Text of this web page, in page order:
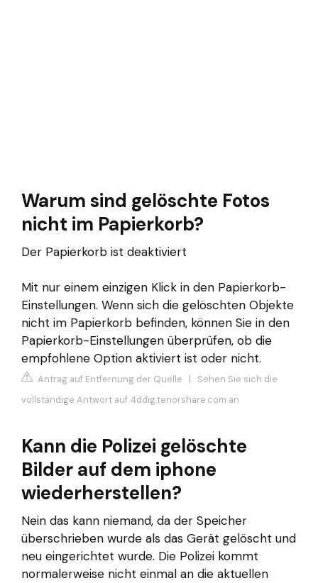
Warum sind gelöschte Fotos
nicht im Papierkorb?
Der Papierkorb ist deaktiviert
Mit nur einem einzigen Klick in den Papierkorb-
Einstellungen. Wenn sich die gelöschten Objekte
nicht im Papierkorb befinden, können Sie in den
Papierkorb-Einstellungen überprüfen, ob die
empfohlene Option aktiviert ist oder nicht.
Antrag auf Entfernung der Quelle | Sehen Sie sich die
vollständige Antwort auf 4ddig.tenorshare.com an
Kann die Polizei gelöschte
Bilder auf dem iphone
wiederherstellen?
Nein das kann niemand, da der Speicher
überschrieben wurde als das Gerät gelöscht und
neu eingerichtet wurde. Die Polizei kommt
normalerweise nicht einmal an die aktuellen